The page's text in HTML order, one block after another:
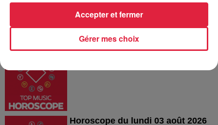
Horoscope du mardi 04 août 2026
Horoscope du lundi 03 août 2026
Gérer mes choix
Accepter et fermer